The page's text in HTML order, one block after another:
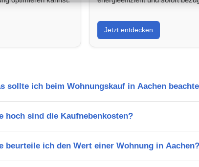
Jetzt entdecken
sollte ich beim Wohnungskauf in Aachen
hoch sind die Kaufnebenkosten?
beurteile ich den Wert einer Wohnung in Aachen?